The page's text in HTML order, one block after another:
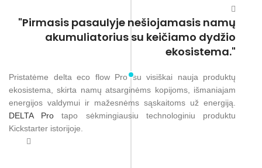
"Pirmasis pasaulyje nešiojamasis namų
akumuliatorius su keičiamo dydžio
ekosistema."
Pristatėme delta eco flow Pro su visiškai nauja produktų
ekosistema, skirta namų atsarginėms kopijoms, išmaniajam
energijos valdymui ir mažesnėms sąskaitoms už energiją.
DELTA Pro tapo sėkmingiausiu technologiniu produktu
Kickstarter istorijoje.